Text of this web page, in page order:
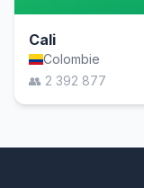
Cali
Colombie
👥 2 392 877